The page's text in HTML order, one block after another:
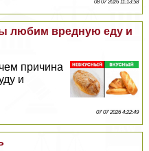
08 07 2026 11:13:58
любим вредную еду и
причина
и
07 07 2026 4:22:49